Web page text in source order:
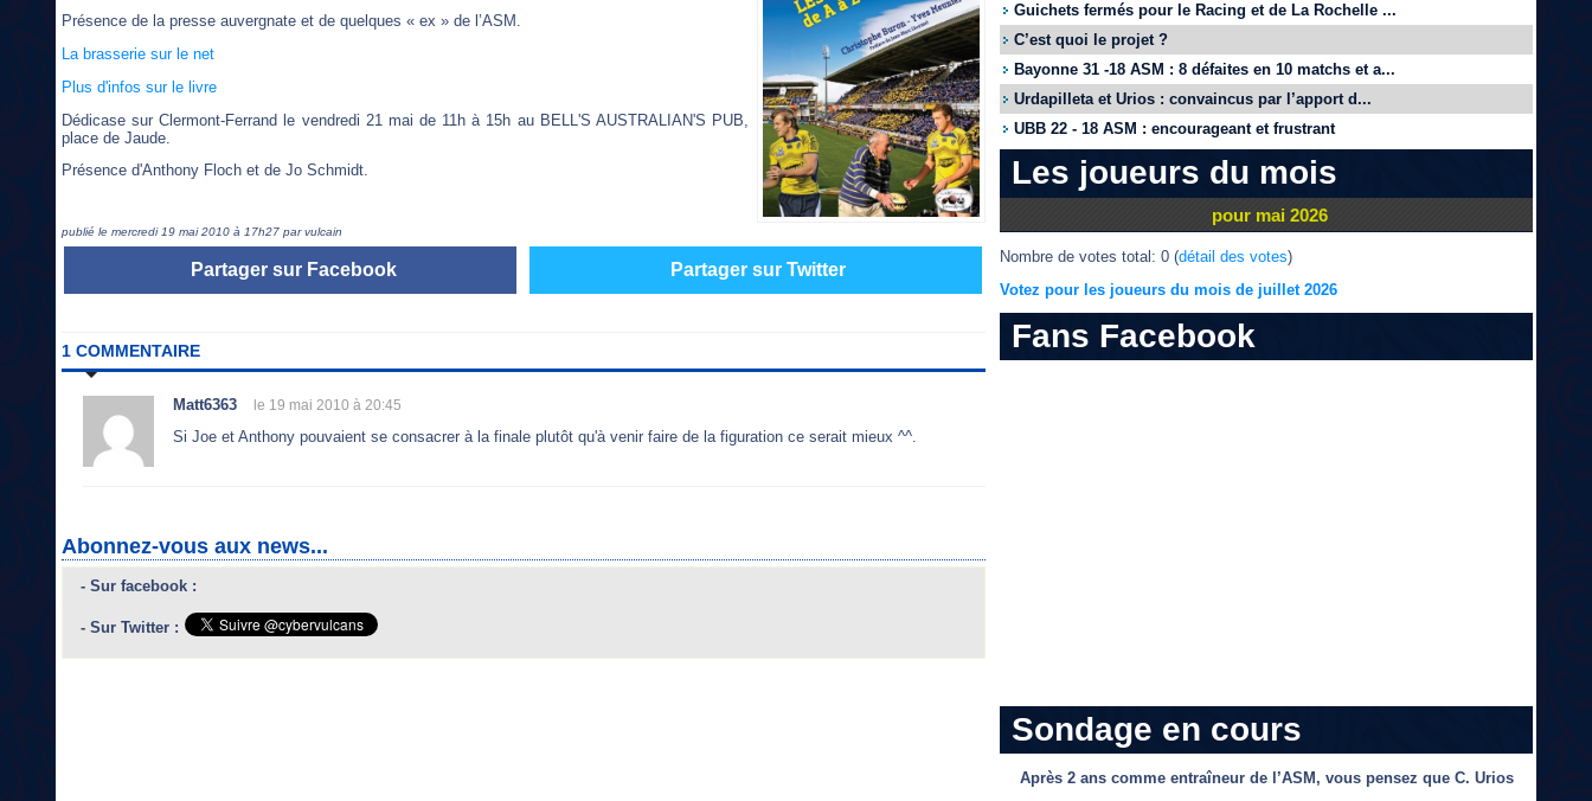
Présence de la presse auvergnate et de quelques « ex » de l’ASM.
La brasserie sur le net
Plus d'infos sur le livre
Dédicase sur Clermont-Ferrand le vendredi 21 mai de 11h à 15h au BELL'S AUSTRALIAN'S PUB,
place de Jaude.
Présence d'Anthony Floch et de Jo Schmidt.
publié le mercredi 19 mai 2010 à 17h27 par vulcain
Partager sur Facebook Partager sur Twitter
1 COMMENTAIRE
Matt6363 le 19 mai 2010 à 20:45
Si Joe et Anthony pouvaient se consacrer à la finale plutôt qu'à venir faire de la figuration ce serait mieux ^^.
Abonnez-vous aux news...
- Sur facebook :
- Sur Twitter :
Guichets fermés pour le Racing et de La Rochelle ...
C’est quoi le projet ?
Bayonne 31 -18 ASM : 8 défaites en 10 matchs et a...
Urdapilleta et Urios : convaincus par l’apport d...
UBB 22 - 18 ASM : encourageant et frustrant
Les joueurs du mois
pour mai 2026
Nombre de votes total: 0 (détail des votes)
Votez pour les joueurs du mois de juillet 2026
Fans Facebook
Sondage en cours
Après 2 ans comme entraîneur de l’ASM, vous pensez que C. Urios